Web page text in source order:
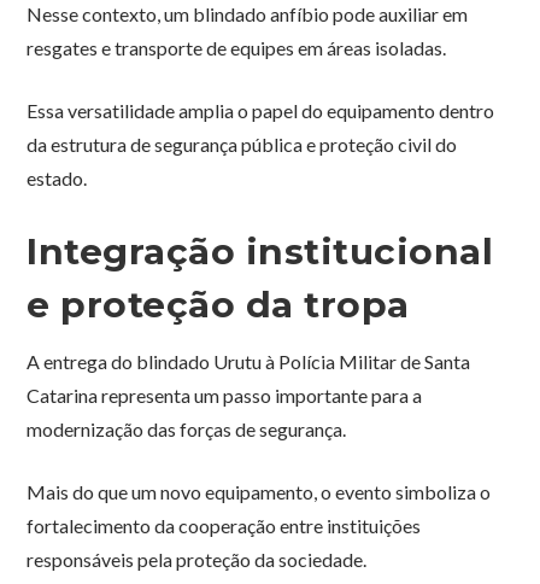
Nesse contexto, um blindado anfíbio pode auxiliar em
resgates e transporte de equipes em áreas isoladas.
Essa versatilidade amplia o papel do equipamento dentro
da estrutura de segurança pública e proteção civil do
estado.
Integração institucional
e proteção da tropa
A entrega do blindado Urutu à Polícia Militar de Santa
Catarina representa um passo importante para a
modernização das forças de segurança.
Mais do que um novo equipamento, o evento simboliza o
fortalecimento da cooperação entre instituições
responsáveis pela proteção da sociedade.